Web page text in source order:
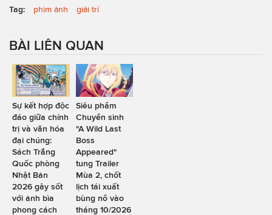
Tag: phim ảnh giải trí
BÀI LIÊN QUAN
Sự kết hợp độc
đáo giữa chính
trị và văn hóa
đại chúng:
Sách Trắng
Quốc phòng
Nhật Bản
2026 gây sốt
với ảnh bìa
phong cách
Siêu phẩm
Chuyển sinh
"A Wild Last
Boss
Appeared"
tung Trailer
Mùa 2, chốt
lịch tái xuất
bùng nổ vào
tháng 10/2026